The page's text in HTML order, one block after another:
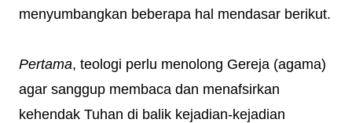
menyumbangkan beberapa hal mendasar berikut.
Pertama, teologi perlu menolong Gereja (agama)
agar sanggup membaca dan menafsirkan
kehendak Tuhan di balik kejadian-kejadian